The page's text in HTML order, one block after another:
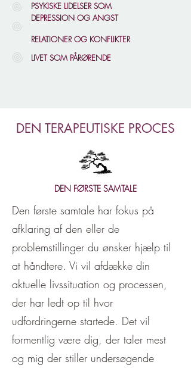
PSYKISKE LIDELSER SOM
DEPRESSION OG ANGST
RELATIONER OG KONFLIKTER
LIVET SOM PÅRØRENDE
DEN TERAPEUTISKE PROCES
DEN FØRSTE SAMTALE
​Den første samtale har fokus på
afklaring af den eller de
problemstillinger du ønsker hjælp til
at håndtere. Vi vil afdække din
aktuelle livssituation og processen,
der har ledt op til hvor
udfordringerne startede. Det vil
formentlig være dig, der taler mest
og mig der stiller undersøgende